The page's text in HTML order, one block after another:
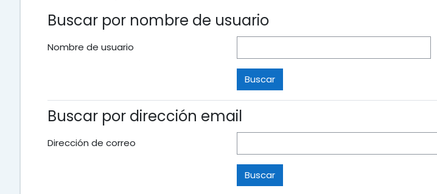
Buscar por nombre de usuario
Nombre de usuario
Buscar por dirección email
Dirección de correo